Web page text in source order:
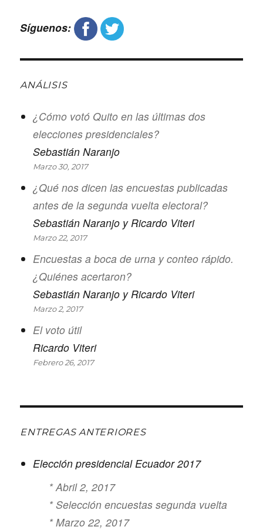
Síguenos:
ANÁLISIS
¿Cómo votó Quito en las últimas dos
elecciones presidenciales?
Sebastián Naranjo
Marzo 30, 2017
¿Qué nos dicen las encuestas publicadas
antes de la segunda vuelta electoral?
Sebastián Naranjo y Ricardo Viteri
Marzo 22, 2017
Encuestas a boca de urna y conteo rápido.
¿Quiénes acertaron?
Sebastián Naranjo y Ricardo Viteri
Marzo 2, 2017
El voto útil
Ricardo Viteri
Febrero 26, 2017
ENTREGAS ANTERIORES
Elección presidencial Ecuador 2017
* Abril 2, 2017
* Selección encuestas segunda vuelta
* Marzo 22, 2017